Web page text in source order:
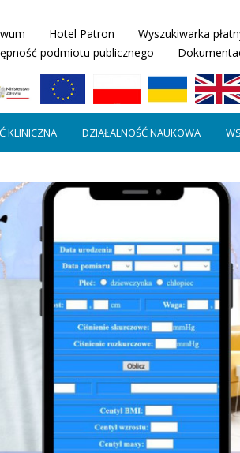
Hotel Patron Wyszukiwarka
podmiotu publicznego
KLINICZNA DZIAŁALNOŚĆ NAUKOWA